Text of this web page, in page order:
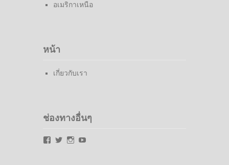
อเมริกาเหนือ
หน้า
เกี่ยวกับเรา
ช่องทางอื่นๆ
Facebook
TwitterInstagram